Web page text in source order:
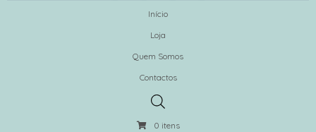
Início
Loja
Quem Somos
Contactos
0 itens